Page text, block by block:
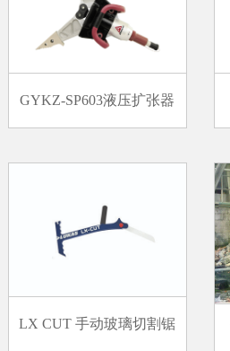
GYKZ-SP603液压扩张器
LX CUT 手动玻璃切割锯